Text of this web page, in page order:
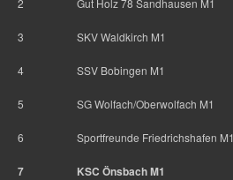
3 SKV Waldkirch M1
4 SSV Bobingen M1
5 SG Wolfach/Oberwolfach M1
6 Sportfreunde Friedrichshafen M1
7 KSC Önsbach M1